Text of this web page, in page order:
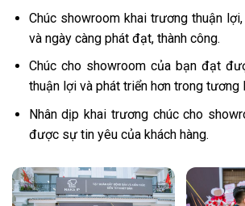
Chúc showroom khai trương thuận
và ngày càng phát đạt, thành công.
Chúc cho showroom của bạn đạt
thuận lợi và phát triển hơn trong tương
Nhân dịp khai trương chúc cho
được sự tin yêu của khách hàng.